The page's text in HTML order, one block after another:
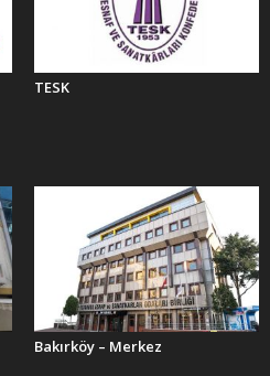
TESK
Bakırköy – Merkez